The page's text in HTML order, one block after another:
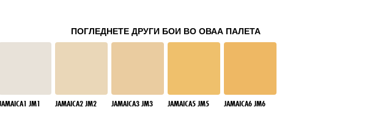
ПОГЛЕДНЕТЕ ДРУГИ БОИ ВО ОВАА ПАЛЕТА
JM1 JAMAICA2 JM2 JAMAICA3 JM3 JAMAICA5 JM5 JAMAICA6 JM6